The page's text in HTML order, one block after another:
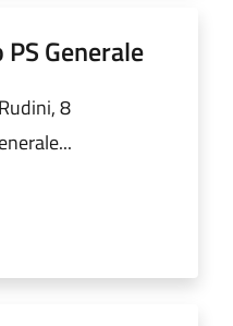
Generale
8